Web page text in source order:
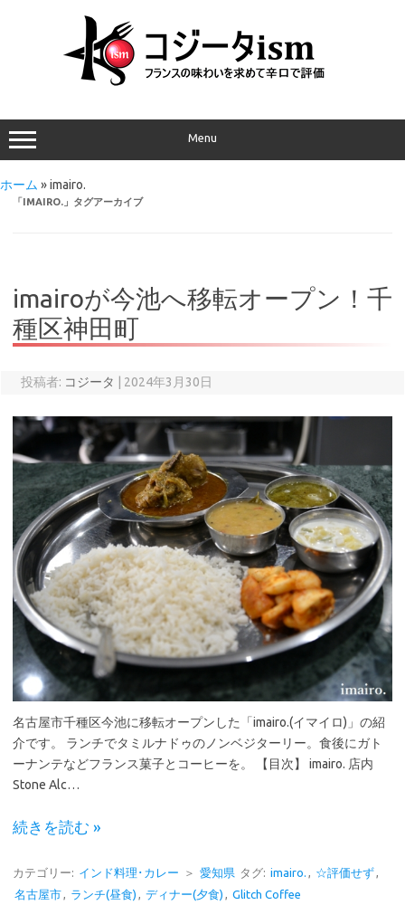
Menu
ホーム »imairo.
「IMAIRO. 」タグアーカイブ
imairoが今池へ移転オープン！千
種区神田町
投稿者: コジータ 2024年3月30日
名古屋市千種区今池に移転オープンした「imairo.(イマイロ)」の紹
介です。 ランチでタミルナドゥのノンベジターリー。食後にガト
ーナンテなどフランス菓子とコーヒーを。 【目次】 imairo. 店内
Stone Alc…
続きを読む »
カテゴリー: インド料理･カレー ＞ 愛知県 タグ: imairo. , ☆評価せず,
名古屋市, ランチ(昼食) , ディナー(夕食) , Glitch Coffee